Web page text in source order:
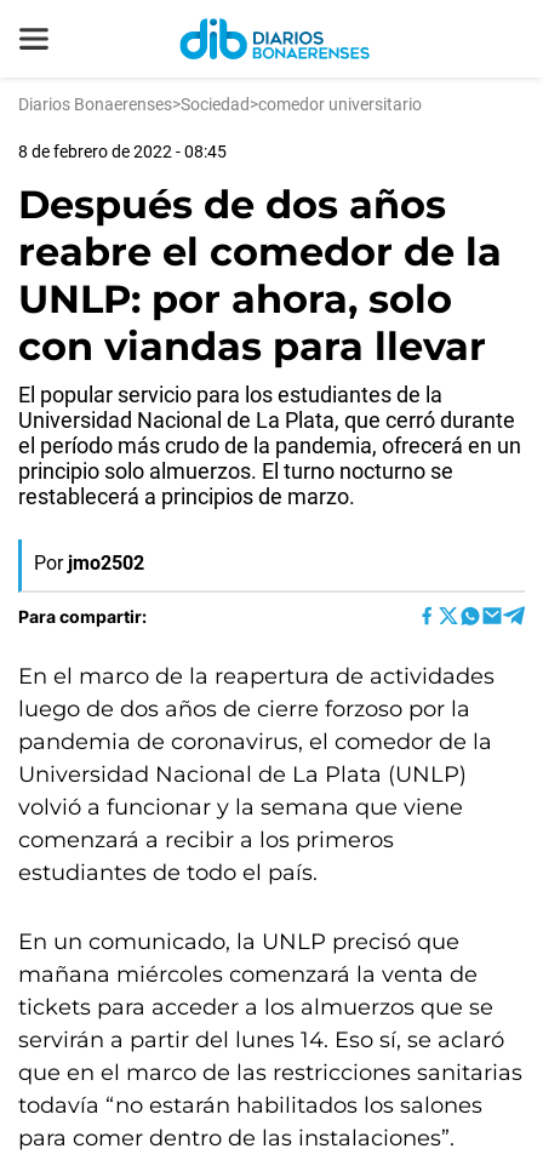
Diarios Bonaerenses>Sociedad>comedor universitario
8 de febrero de 2022 - 08:45
Después de dos años
reabre el comedor de la
UNLP: por ahora, solo
con viandas para llevar
El popular servicio para los estudiantes de la
Universidad Nacional de La Plata, que cerró durante
el período más crudo de la pandemia, ofrecerá en un
principio solo almuerzos. El turno nocturno se
restablecerá a principios de marzo.
Por jmo2502
Para compartir:
En el marco de la reapertura de actividades
luego de dos años de cierre forzoso por la
pandemia de coronavirus, el comedor de la
Universidad Nacional de La Plata (UNLP)
volvió a funcionar y la semana que viene
comenzará a recibir a los primeros
estudiantes de todo el país.
En un comunicado, la UNLP precisó que
mañana miércoles comenzará la venta de
tickets para acceder a los almuerzos que se
servirán a partir del lunes 14. Eso sí, se aclaró
que en el marco de las restricciones sanitarias
todavía “no estarán habilitados los salones
para comer dentro de las instalaciones”.